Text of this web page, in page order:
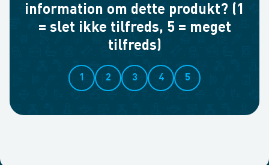
information om dette produkt? (1
= slet ikke tilfreds, 5 = meget
tilfreds)
1 2 3 4 5